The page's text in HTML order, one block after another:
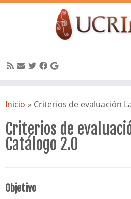
alInicio » Criterios de evaluación
Criterios de
Catálogo 2.0
Objetivo